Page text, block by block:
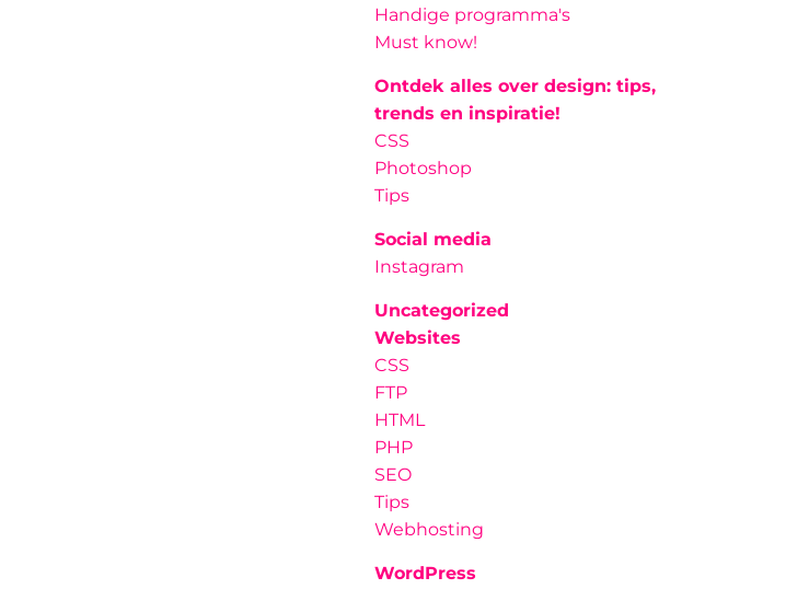
Handige programma's
Must know!
Ontdek alles over design: tips,
trends en inspiratie!
CSS
Photoshop
Tips
Social media
Instagram
Uncategorized
Websites
CSS
FTP
HTML
PHP
SEO
Tips
Webhosting
WordPress